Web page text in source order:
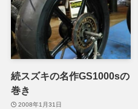
続スズキの名作GS1000sの
巻き
2008年1月31日